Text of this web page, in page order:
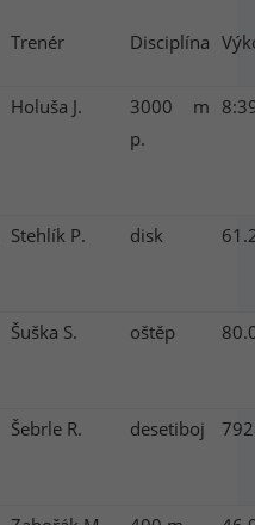
Trenér Disciplína
Holuša J.
3000 m
p.
Stehlík P. disk
Šuška S. oštěp
Šebrle R. desetiboj